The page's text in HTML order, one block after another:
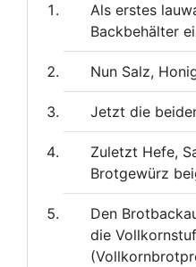
Als erstes
Backbehälter
Nun Salz,
Jetzt die
Zuletzt Hefe,
Brotgewürz
Den
die